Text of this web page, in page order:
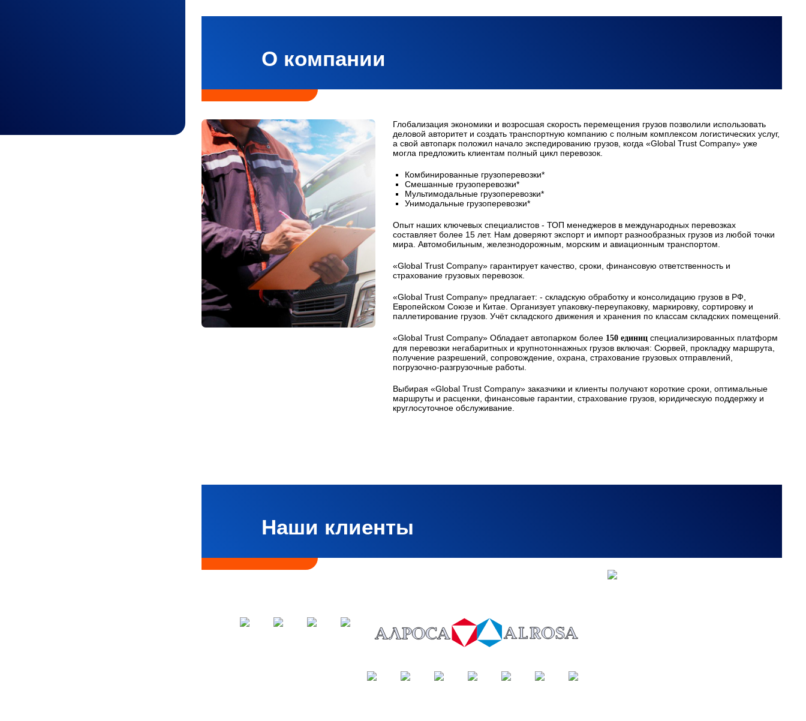
О компании
Глобализация экономики и возросшая скорость перемещения грузов позволили использовать
деловой авторитет и создать транспортную компанию с полным комплексом логистических услуг,
а свой автопарк положил начало экспедированию грузов, когда «Global Trust Company» уже
могла предложить клиентам полный цикл перевозок.
Комбинированные грузоперевозки*
Смешанные грузоперевозки*
Мультимодальные грузоперевозки*
Унимодальные грузоперевозки*
Опыт наших ключевых специалистов - ТОП менеджеров в международных перевозках
составляет более 15 лет. Нам доверяют экспорт и импорт разнообразных грузов из любой точки
мира. Автомобильным, железнодорожным, морским и авиационным транспортом.
«Global Trust Company» гарантирует качество, сроки, финансовую ответственность и
страхование грузовых перевозок.
«Global Trust Company» предлагает: - складскую обработку и консолидацию грузов в РФ,
Европейском Союзе и Китае. Организует упаковку-переупаковку, маркировку, сортировку и
паллетирование грузов. Учёт складского движения и хранения по классам складских помещений.
«Global Trust Company» Обладает автопарком более 150 единиц специализированных платформ
для перевозки негабаритных и крупнотоннажных грузов включая: Сюрвей, прокладку маршрута,
получение разрешений, сопровождение, охрана, страхование грузовых отправлений,
погрузочно-разгрузочные работы.
Выбирая «Global Trust Company» заказчики и клиенты получают короткие сроки, оптимальные
маршруты и расценки, финансовые гарантии, страхование грузов, юридическую поддержку и
круглосуточное обслуживание.
Наши клиенты